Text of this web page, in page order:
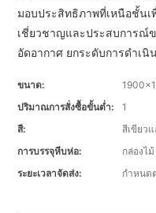
มอบประสิทธิภาพที่เหนือชั้นเ
เชี่ยวชาญและประสบการณ์
อัดอากาศ ยกระดับการดำเ
ขนาด:
ปริมาณการสั่งซื้อขั้นต่ำ:
1
สี:
สีเขียว
การบรรจุหีบห่อ:
กล่องไม้
ระยะเวลาจัดส่ง:
กำหนด